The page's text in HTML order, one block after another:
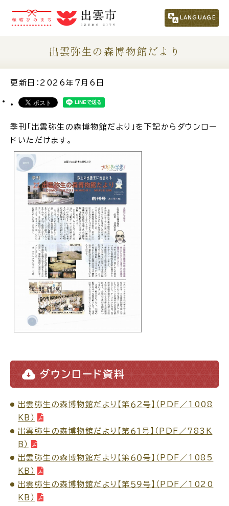
LANGUAGE
市民の方 （くらし・行政・議会）
事業者の方
観光される方
移住・定住をお考えの方
新着情報一覧
ふるさと納税
場面から
妊娠・出産 子育て
引っ越し 就職・転職・退職
出雲弥生の森博物館だより
更新日：2026年7月6日
季刊「出雲弥生の森博物館だより」を下記からダウンロー
ドいただけます。
ダウンロード資料
出雲弥生の森博物館だより【第６２号】（PDF／1008
KB）
出雲弥生の森博物館だより【第６１号】（PDF／783K
B）
出雲弥生の森博物館だより【第６０号】（PDF／1085
KB）
出雲弥生の森博物館だより【第５９号】（PDF／1020
KB）